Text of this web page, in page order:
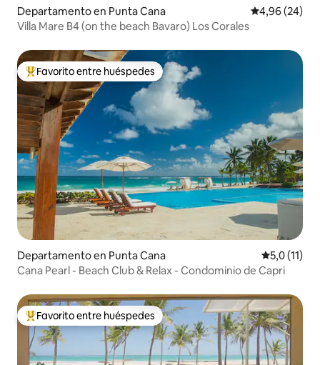
Departamento en Punta Cana Calificación
4,96 (24)
Villa Mare B4 (on the beach Bavaro) Los Corales
Favorito entre los huéspedes más destacados
Favorito entre huéspedes
Departamento en Punta Cana Calificación
5,0 (11)
Cana Pearl - Beach Club & Relax - Condominio de Capri
Favorito entre los huéspedes más destacados
Favorito entre huéspedes